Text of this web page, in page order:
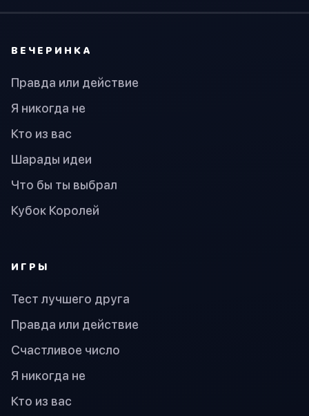
ВЕЧЕРИНКА
Правда или действие
Я никогда не
Кто из вас
Шарады идеи
Что бы ты выбрал
Кубок Королей
ИГРЫ
Тест лучшего друга
Правда или действие
Счастливое число
Я никогда не
Кто из вас